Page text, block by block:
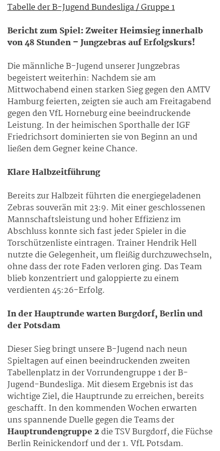
Tabelle der B-Jugend Bundesliga / Gruppe 1
Bericht zum Spiel: Zweiter Heimsieg innerhalb
von 48 Stunden – Jungzebras auf Erfolgskurs!
Die männliche B-Jugend unserer Jungzebras
begeistert weiterhin: Nachdem sie am
Mittwochabend einen starken Sieg gegen den AMTV
Hamburg feierten, zeigten sie auch am Freitagabend
gegen den VfL Horneburg eine beeindruckende
Leistung. In der heimischen Sporthalle der IGF
Friedrichsort dominierten sie von Beginn an und
ließen dem Gegner keine Chance.
Klare Halbzeitführung
Bereits zur Halbzeit führten die energiegeladenen
Zebras souverän mit 23:9. Mit einer geschlossenen
Mannschaftsleistung und hoher Effizienz im
Abschluss konnte sich fast jeder Spieler in die
Torschützenliste eintragen. Trainer Hendrik Hell
nutzte die Gelegenheit, um fleißig durchzuwechseln,
ohne dass der rote Faden verloren ging. Das Team
blieb konzentriert und galoppierte zu einem
verdienten 45:26-Erfolg.
In der Hauptrunde warten Burgdorf, Berlin und
der Potsdam
Dieser Sieg bringt unsere B-Jugend nach neun
Spieltagen auf einen beeindruckenden zweiten
Tabellenplatz in der Vorrundengruppe 1 der B-
Jugend-Bundesliga. Mit diesem Ergebnis ist das
wichtige Ziel, die Hauptrunde zu erreichen, bereits
geschafft. In den kommenden Wochen erwarten
uns spannende Duelle gegen die Teams der
Hauptrundengruppe 2die TSV Burgdorf, die Füchse
Berlin Reinickendorf und der 1. VfL Potsdam.